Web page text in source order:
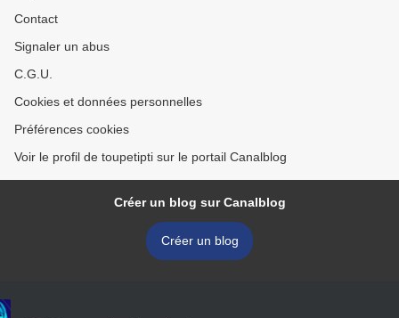
Contact
Signaler un abus
C.G.U.
Cookies et données personnelles
Préférences cookies
Voir le profil de toupetipti sur le portail Canalblog
Créer un blog sur Canalblog
Créer un blog